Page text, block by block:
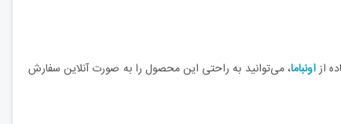
ازاونباما، می‌توانید به راحتی این محصول را به صورت آنلاین سفارش